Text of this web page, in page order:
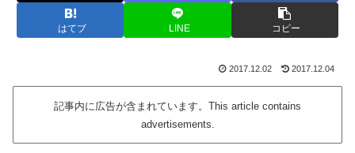
はてブ LINE コピー
2017.12.02 2017.12.04
記事内に広告が含まれています。This article contains
advertisements.